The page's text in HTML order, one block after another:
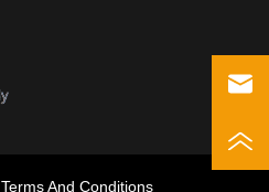
Terms And Conditions